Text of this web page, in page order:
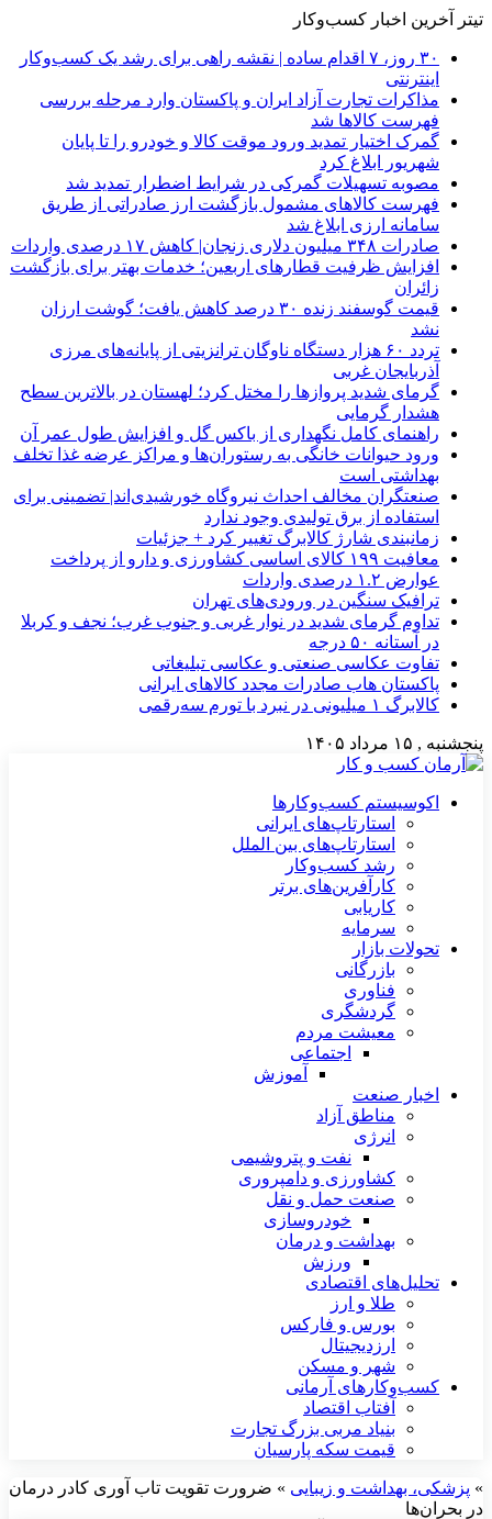
تیتر آخرین اخبار کسب‌وکار
۳۰ روز، ۷ اقدام ساده | نقشه راهی برای رشد یک کسب‌وکار
اینترنتی
مذاکرات تجارت آزاد ایران و پاکستان وارد مرحله بررسی
فهرست کالاها شد
گمرک اختیار تمدید ورود موقت کالا و خودرو را تا پایان
شهریور ابلاغ کرد
مصوبه تسهیلات گمرکی در شرایط اضطرار تمدید شد
فهرست کالاهای مشمول بازگشت ارز صادراتی از طریق
سامانه ارزی ابلاغ شد
صادرات ۳۴۸ میلیون دلاری زنجان| ‌کاهش ۱۷ درصدی واردات
افزایش ظرفیت قطارهای اربعین؛ خدمات بهتر برای بازگشت
زائران
قیمت گوسفند زنده ۳۰ درصد کاهش یافت؛ گوشت ارزان
نشد
تردد ۶۰ هزار دستگاه ناوگان ترانزیتی از پایانه‌های مرزی
آذربایجان ‌غربی
گرمای شدید پروازها را مختل کرد؛ لهستان در بالاترین سطح
هشدار گرمایی
راهنمای کامل نگهداری از باکس گل و افزایش طول عمر آن
ورود حیوانات خانگی به رستوران‌ها و مراکز عرضه غذا تخلف
بهداشتی است
صنعتگران مخالف احداث نیروگاه خورشیدی‌اند| تضمینی برای
استفاده از برق تولیدی وجود ندارد
زمانبندی شارژ کالابرگ تغییر کرد + جزئیات
معافیت ۱۹۹ کالای اساسی کشاورزی و دارو از پرداخت
عوارض ۱.۲ درصدی واردات
ترافیک سنگین در ورودی‌های تهران
تداوم گرمای شدید در نوار غربی و جنوب غرب؛ نجف و کربلا
در آستانه ۵۰ درجه
تفاوت عکاسی صنعتی و عکاسی تبلیغاتی
پاکستان هاب صادرات مجدد کالاهای ایرانی
کالابرگ ۱ میلیونی در نبرد با تورم سه‌رقمی
پنجشنبه , ۱۵ مرداد ۱۴۰۵
اکوسیستم کسب‌وکارها
استارتاپ‌های ایرانی
استارتاپ‌های بین الملل
رشد کسب‌وکار
کارآفرین‌های برتر
کاریابی
سرمایه
تحولات بازار
بازرگانی
فناوری
گردشگری
معیشت مردم
اجتماعی
آموزش
اخبار صنعت
مناطق آزاد
انرژی
نفت و پتروشیمی
کشاورزی و دامپروری
صنعت حمل و نقل
خودروسازی
بهداشت و درمان
ورزش
تحلیل‌های اقتصادی
طلا و ارز
بورس و فارکس
ارزدیجیتال
شهر و مسکن
کسب‌وکارهای آرمانی
آفتاب اقتصاد
بنیاد مربی بزرگ تجارت
قیمت سکه پارسیان
» پزشکی، بهداشت و زیبایی » ضرورت تقویت تاب آوری کادر درمان
در بحران‌ها